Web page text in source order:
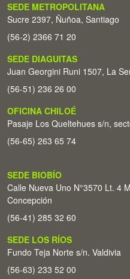
SEDE METROPOLITANA
Sucre 2397, Ñuñoa, Santiago
(56-2) 2366 71 20
SEDE DIAGUITAS
Juan Georgini Runi 1507, La
(56-51) 236 26 00
OFICINA CHILOÉ
Pasaje Los Queltehues s/n,
(56-65) 263 65 74
SEDE BIOBÍO
Calle Nueva Uno N°3570 Lt. 4
Concepción
(56-41) 285 32 60
SEDE LOS RÍOS
Fundo Teja Norte s/n. Valdivia
(56-63) 233 52 00